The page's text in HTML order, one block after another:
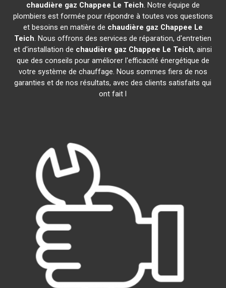
chaudière gaz Chappee Le Teich. Notre équipe de
plombiers est formée pour répondre à toutes vos questions
et besoins en matière de chaudière gaz Chappee Le
Teich. Nous offrons des services de réparation, d'entretien
et d'installation de chaudière gaz Chappee Le Teich, ainsi
que des conseils pour améliorer l'efficacité énergétique de
votre système de chauffage. Nous sommes fiers de nos
garanties et de nos résultats, avec des clients satisfaits qui
ont fait l